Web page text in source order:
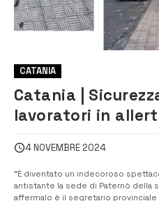
CATANIA
Catania |
lavoratori in
4 NOVEMBRE 2024
“È diventato un indecoroso
antistante la sede di Paternò della
affermalo è il segretario provinciale